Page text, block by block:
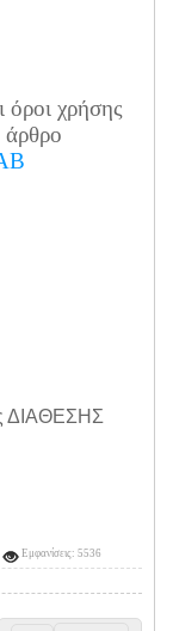
όροι χρήσης
άρθρο
ΔΙΑΘΕΣΗΣ
Εμφανίσεις: 5536